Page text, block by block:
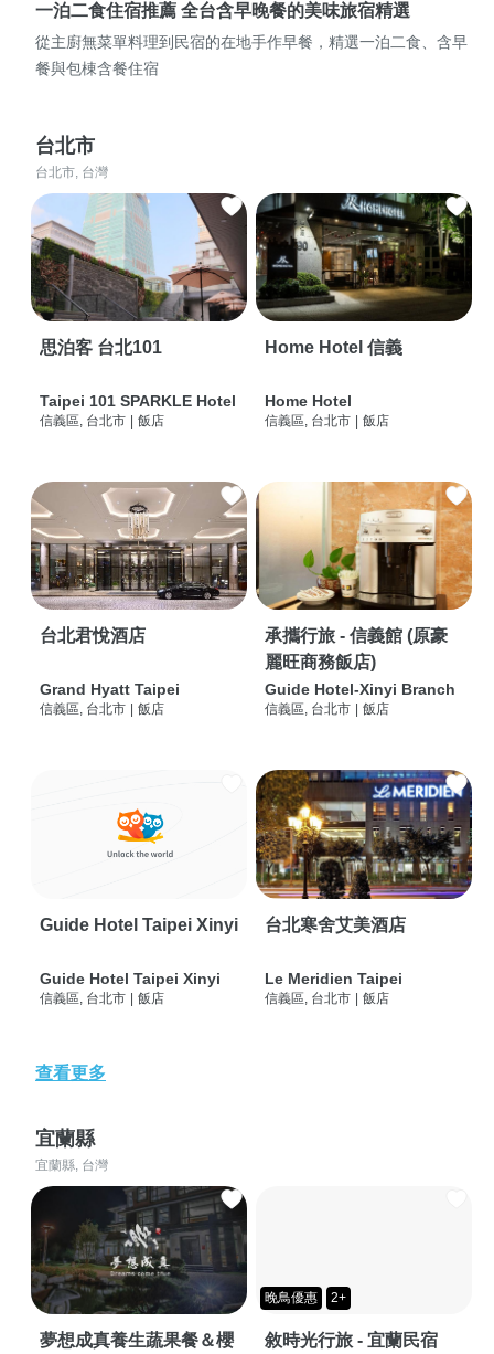
一泊二食住宿推薦 全台含早晚餐的美味旅宿精選
從主廚無菜單料理到民宿的在地手作早餐，精選一泊二食、含早
餐與包棟含餐住宿
台北市
台北市, 台灣
思泊客 台北101
Taipei 101 SPARKLE Hotel
信義區, 台北市 飯店
Home Hotel 信義
Home Hotel
信義區, 台北市 飯店
台北君悅酒店
Grand Hyatt Taipei
信義區, 台北市 飯店
承攜行旅 - 信義館 (原豪
麗旺商務飯店)
Guide Hotel-Xinyi Branch
信義區, 台北市 飯店
Guide Hotel Taipei Xinyi
Guide Hotel Taipei Xinyi
信義區, 台北市 | 飯店
台北寒舍艾美酒店
Le Meridien Taipei
信義區, 台北市 | 飯店
查看更多
宜蘭縣
宜蘭縣, 台灣
夢想成真養生蔬果餐＆櫻
晚鳥優惠 2+
敘時光行旅 - 宜蘭民宿